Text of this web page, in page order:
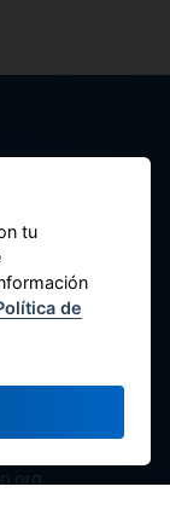
detu
de